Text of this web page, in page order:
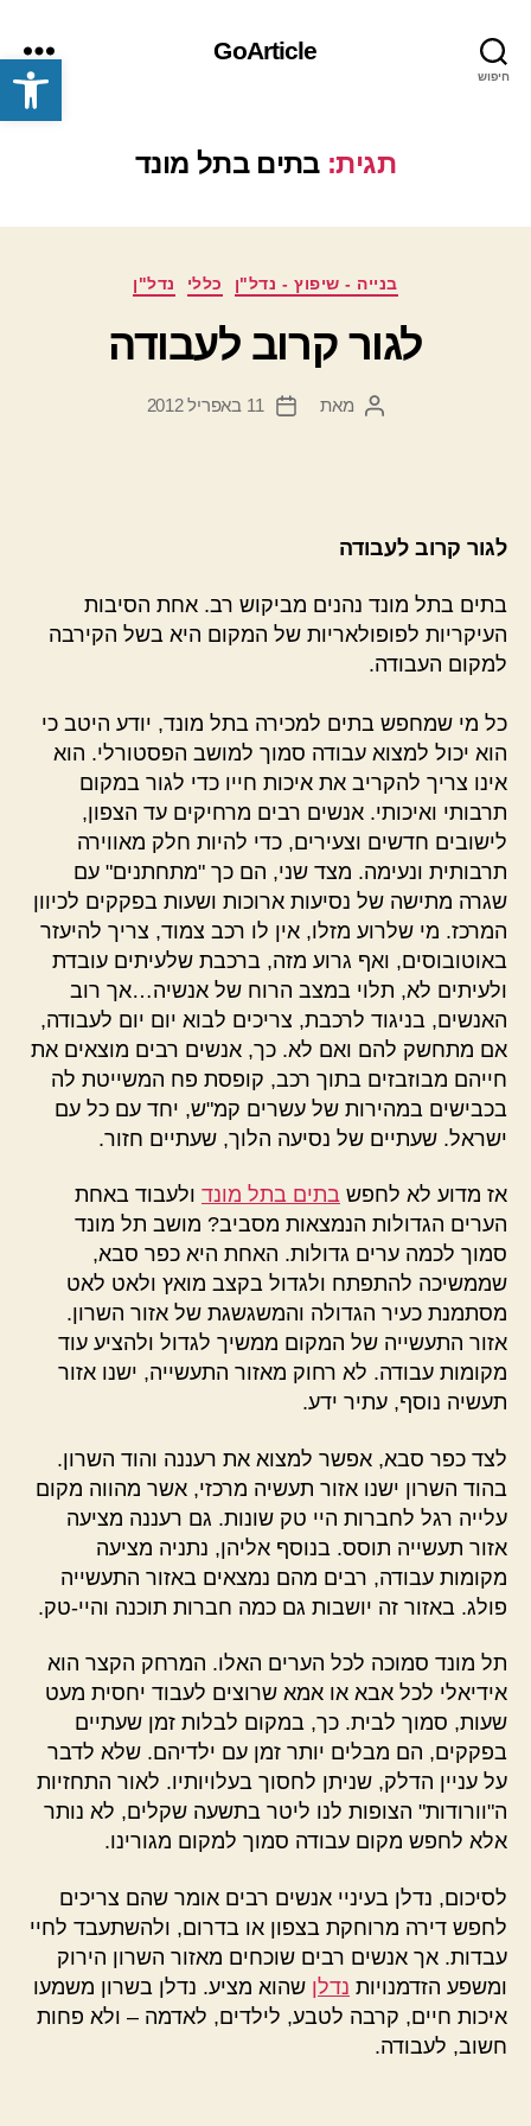
פתח סרגל נגישות חיפוש
GoArticle
תפריט
תגית: בתים בתל מונד
קטגוריותבנייה - שיפוץ - נדל"ן כללי נדל"ן
לגור קרוב לעבודה
המחבר
מאת
תאריך
11 באפריל 2012
לגור קרוב לעבודה
בתים בתל מונד נהנים מביקוש רב. אחת הסיבות
העיקריות לפופולאריות של המקום היא בשל הקירבה
למקום העבודה.
כל מי שמחפש בתים למכירה בתל מונד, יודע היטב כי
הוא יכול למצוא עבודה סמוך למושב הפסטורלי. הוא
אינו צריך להקריב את איכות חייו כדי לגור במקום
תרבותי ואיכותי. אנשים רבים מרחיקים עד הצפון,
לישובים חדשים וצעירים, כדי להיות חלק מאווירה
תרבותית ונעימה. מצד שני, הם כך "מתחתנים" עם
שגרה מתישה של נסיעות ארוכות ושעות בפקקים לכיוון
המרכז. מי שלרוע מזלו, אין לו רכב צמוד, צריך להיעזר
באוטובוסים, ואף גרוע מזה, ברכבת שלעיתים עובדת
ולעיתים לא, תלוי במצב הרוח של אנשיה…אך רוב
האנשים, בניגוד לרכבת, צריכים לבוא יום יום לעבודה,
אם מתחשק להם ואם לא. כך, אנשים רבים מוצאים את
חייהם מבוזבזים בתוך רכב, קופסת פח המשייטת לה
בכבישים במהירות של עשרים קמ"ש, יחד עם כל עם
ישראל. שעתיים של נסיעה הלוך, שעתיים חזור.
אז מדוע לא לחפש בתים בתל מונד ולעבוד באחת
הערים הגדולות הנמצאות מסביב? מושב תל מונד
סמוך לכמה ערים גדולות. האחת היא כפר סבא,
שממשיכה להתפתח ולגדול בקצב מואץ ולאט לאט
מסתמנת כעיר הגדולה והמשגשגת של אזור השרון.
אזור התעשייה של המקום ממשיך לגדול ולהציע עוד
מקומות עבודה. לא רחוק מאזור התעשייה, ישנו אזור
תעשיה נוסף, עתיר ידע.
לצד כפר סבא, אפשר למצוא את רעננה והוד השרון.
בהוד השרון ישנו אזור תעשיה מרכזי, אשר מהווה מקום
עלייה רגל לחברות היי טק שונות. גם רעננה מציעה
אזור תעשייה תוסס. בנוסף אליהן, נתניה מציעה
מקומות עבודה, רבים מהם נמצאים באזור התעשייה
פולג. באזור זה יושבות גם כמה חברות תוכנה והיי-טק.
תל מונד סמוכה לכל הערים האלו. המרחק הקצר הוא
אידיאלי לכל אבא או אמא שרוצים לעבוד יחסית מעט
שעות, סמוך לבית. כך, במקום לבלות זמן שעתיים
בפקקים, הם מבלים יותר זמן עם ילדיהם. שלא לדבר
על עניין הדלק, שניתן לחסוך בעלויותיו. לאור התחזיות
ה"וורודות" הצופות לנו ליטר בתשעה שקלים, לא נותר
אלא לחפש מקום עבודה סמוך למקום מגורינו.
לסיכום, נדלן בעיניי אנשים רבים אומר שהם צריכים
לחפש דירה מרוחקת בצפון או בדרום, ולהשתעבד לחיי
עבדות. אך אנשים רבים שוכחים מאזור השרון הירוק
ומשפע הזדמנויות נדלן שהוא מציע. נדלן בשרון משמעו
איכות חיים, קרבה לטבע, לילדים, לאדמה – ולא פחות
חשוב, לעבודה.